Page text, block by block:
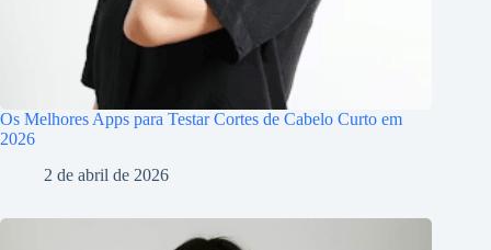
Os Melhores Apps para Testar Cortes de Cabelo Curto em
2026
2 de abril de 2026